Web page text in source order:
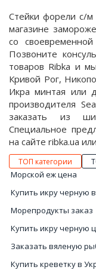
Стейки форели с/м
магазине
со
Позвоните
товаров Ribka и
Кривой Рог,
Икра минтая или
производителя
заказать из
Специальное
на сайте ribka.ua
ТОП категории
Морской еж цена
Купить икру черную
Морепродукты заказ
Купить икру черную
Заказать вяленую
Купить креветку в